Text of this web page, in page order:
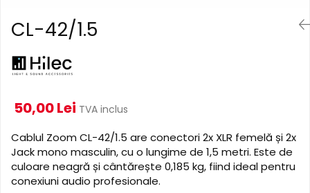
Accesorii Microfoane
Mixere audio
Mixere pentru instalații
Mixere DJ
Instalații audio
Boxe PA (Public Address)
Control Audio
Amplificatoare
Microfoane Desk
Software DMX
Wireless DMX
Efecte de lumină
Globuri Disco
Efecte DJ & Club
UV & Blacklight
Lumină Arhitecturală
Exterior
Conectori
Conectori Pro
Conectori Standard
Legături de cabluri
CL-42/1.5
50,00 Lei TVA inclus
Cablul Zoom CL-42/1.5 are conectori 2x XLR femelă și 2x
Jack mono masculin, cu o lungime de 1,5 metri. Este de
culoare neagră și cântărește 0,185 kg, fiind ideal pentru
conexiuni audio profesionale.